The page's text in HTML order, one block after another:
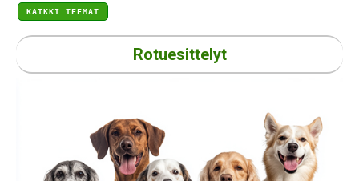
KAIKKI TEEMAT
Rotuesittelyt